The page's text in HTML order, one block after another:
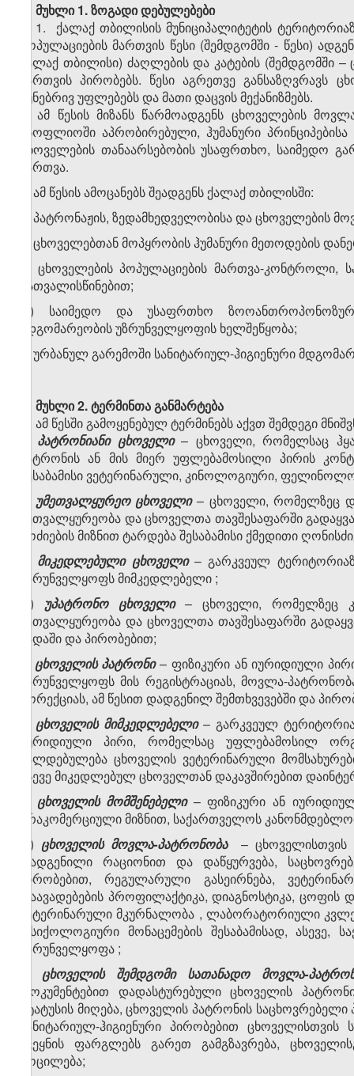
მუხლი 1. ზოგადი დებულებები
1. ქალაქ თბილისის მუნიციპალიტეტის
პოპულაციების მართვის წესი (შემდგომში - წესი)
ქალაქ თბილისი) ძაღლების და კატების
მართვის პირობებს. წესი აგრეთვე განსაზღვრავს
ბუნებრივ უფლებებს და მათი დაცვის მექანიზმებს.
2. ამ წესის მიზანს წარმოადგენს ცხოველების
მსოფლიოში აპრობირებული, ჰუმანური
ცხოველების თანაარსებობის უსაფრთხო, საიმედო
მართვა.
3. ამ წესის ამოცანებს შეადგენს ქალაქ თბილისში:
ა) პატრონაჟის, ზედამხედველობისა და ცხოველების
ბ) ცხოველებთან მოპყრობის ჰუმანური მეთოდების
გ) ცხოველების პოპულაციების მართვა-კონტროლი,
გათვალისწინებით;
დ) საიმედო და უსაფრთხო
მდგომარეობის უზრუნველყოფის ხელშეწყობა;
ე) ურბანულ გარემოში სანიტარიულ-ჰიგიენური
მუხლი 2. ტერმინთა განმარტება
ამ წესში გამოყენებულ ტერმინებს აქვთ შემდეგი
პატრონიანი ცხოველი– ცხოველი, რომელსაც
პატრონის ან მის მიერ უფლებამოსილი პირის
შესაბამისი ვეტერინარული, კინოლოგიური,
უმეთვალყურეო ცხოველი– ცხოველი, რომელზეც
მეთვალყურეობა და ცხოველთა თავშესაფარში
მოძიების მიზნით ტარდება შესაბამისი ქმედითი
მიკედლებული ცხოველი– გარკვეულ
უზრუნველყოფს მიმკედლებელი ;
დ)
უპატრონო ცხოველი– ცხოველი, რომელზეც
მეთვალყურეობა და ცხოველთა თავშესაფარში
ვადაშიდა პირობებით;
ცხოველის პატრონი – ფიზიკური ან იურიდიული
უზრუნველყოფს მის რეგისტრაციას, მოვლა-
კორექციას, ამ წესით დადგენილ შემთხვევებში და
ცხოველის მიმკედლებელი– გარკვეულ
იურიდიული პირი, რომელსაც უფლებამოსილ
ვალდებულება ცხოველის ვეტერინარული
ასევე მიკედლებულ ცხოველთან დაკავშირებით
ცხოველის მომშენებელი– ფიზიკური ან
არაკომერციული მიზნით, საქართველოს
თ) ცხოველის მოვლა-პატრონობა
– ცხოველისთვის
დადგენილი რაციონით და დაწყურვება,
პირობებით, რეგულარული გასეირნება,
დაავადებების პროფილაქტიკა, დიაგნოსტიკა,ცოფის
ვეტერინარული მკურნალობა , ლაბორატორიული
ფსიქოლოგიური მონაცემების შესაბამისად,
უზრუნველყოფა ;
ცხოველის შემდგომი სათანადო მოვლა-
დოკუმენტებით დადასტურებული ცხოველის
სტატუსის მიღება, ცხოველის პატრონის
სანიტარიულ-ჰიგიენური პირობებით
ქვეყნის ფარგლებს გარეთ გამგზავრება,
მოცილება;